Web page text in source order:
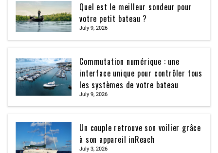
Quel est le meilleur sondeur pour
votre petit bateau ?
July 9, 2026
Commutation numérique : une
interface unique pour contrôler tous
les systèmes de votre bateau
July 9, 2026
Un couple retrouve son voilier grâce
à son appareil inReach
July 3, 2026